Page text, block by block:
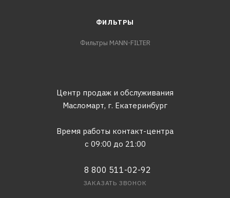
ФИЛЬТРЫ
Фильтры MANN-FILTER
Центр продаж и обслуживания
Масломарт, г. Екатеринбург
Время работы контакт-центра
с 09:00 до 21:00
8 800 511-02-92
ЗАКАЗАТЬ ЗВОНОК